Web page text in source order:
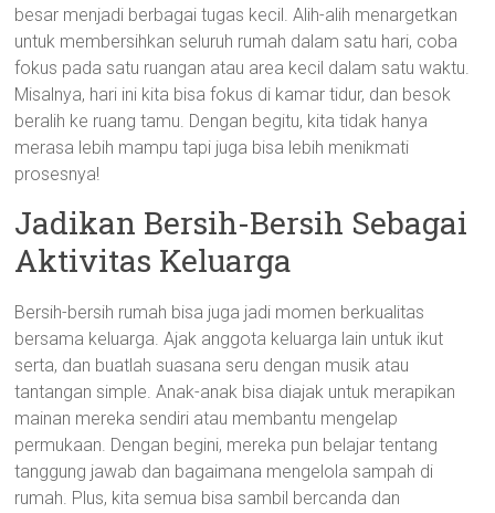
besar menjadi berbagai tugas kecil. Alih-alih menargetkan
untuk membersihkan seluruh rumah dalam satu hari, coba
fokus pada satu ruangan atau area kecil dalam satu waktu.
Misalnya, hari ini kita bisa fokus di kamar tidur, dan besok
beralih ke ruang tamu. Dengan begitu, kita tidak hanya
merasa lebih mampu tapi juga bisa lebih menikmati
prosesnya!
Jadikan Bersih-Bersih Sebagai
Aktivitas Keluarga
Bersih-bersih rumah bisa juga jadi momen berkualitas
bersama keluarga. Ajak anggota keluarga lain untuk ikut
serta, dan buatlah suasana seru dengan musik atau
tantangan simple. Anak-anak bisa diajak untuk merapikan
mainan mereka sendiri atau membantu mengelap
permukaan. Dengan begini, mereka pun belajar tentang
tanggung jawab dan bagaimana mengelola sampah di
rumah. Plus, kita semua bisa sambil bercanda dan